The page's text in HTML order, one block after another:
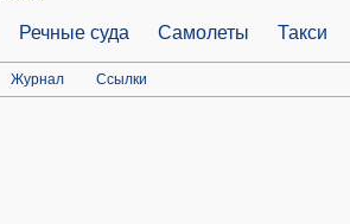
Речные суда Самолеты Такси
Журнал Ссылки